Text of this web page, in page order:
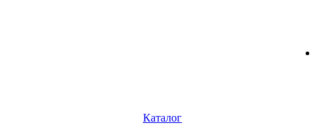
Каталог